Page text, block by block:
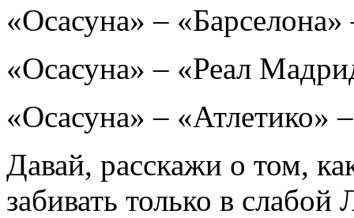
«Осасуна» – «Барселона»
«Осасуна» – «Реал
«Осасуна» – «Атлетико»
Давай, расскажи о том,
забивать только в